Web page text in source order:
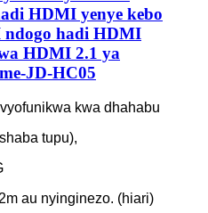
HDMI yenye kebo
hadi HDMI
HDMI 2.1 ya
JD-HC05
kwa dhahabu
tupu),
au nyinginezo. (hiari)